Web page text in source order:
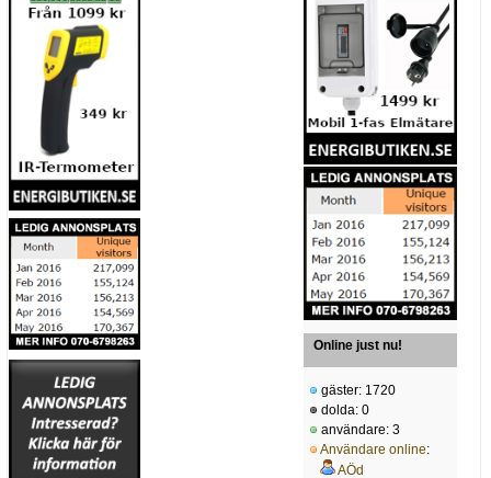
Online just nu!
gäster: 1720
dolda: 0
användare: 3
Användare online:
AÖd